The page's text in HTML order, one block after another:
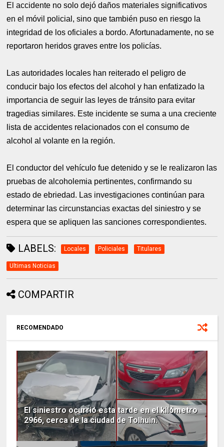
El accidente no solo dejó daños materiales significativos
en el móvil policial, sino que también puso en riesgo la
integridad de los oficiales a bordo. Afortunadamente, no se
reportaron heridos graves entre los policías.
Las autoridades locales han reiterado el peligro de
conducir bajo los efectos del alcohol y han enfatizado la
importancia de seguir las leyes de tránsito para evitar
tragedias similares. Este incidente se suma a una creciente
lista de accidentes relacionados con el consumo de
alcohol al volante en la región.
El conductor del vehículo fue detenido y se le realizaron las
pruebas de alcoholemia pertinentes, confirmando su
estado de ebriedad. Las investigaciones continúan para
determinar las circunstancias exactas del siniestro y se
espera que se apliquen las sanciones correspondientes.
LABELS: Locales Policiales Titulares
Ultimas Noticias
COMPARTIR
RECOMENDADO
El siniestro ocurrió esta tarde en el kilómetro
2966, cerca de la ciudad de Tolhuin.